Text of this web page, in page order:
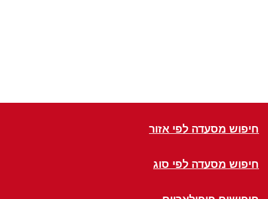
חיפוש מסעדה לפי אזור
חיפוש מסעדה לפי סוג